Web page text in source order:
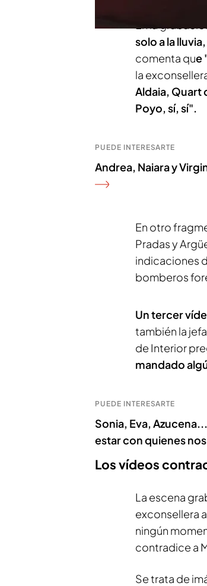
En la
solo a la
comenta que
la
Aldaia, Quart
Poyo, sí, sí".
PUEDE INTERESARTE
Andrea, Naiara y
En otro
Pradas y
indicaciones
bomberos
Un tercer
también la
de Interior
mandado
PUEDE INTERESARTE
Sonia, Eva,
estar con quienes
Los vídeos
La escena
exconsellera
ningún
contradice a
Se trata de